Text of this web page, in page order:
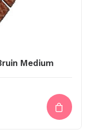
Medium